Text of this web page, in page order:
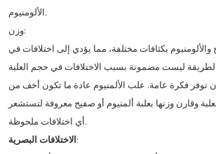
الألومنيوم.
وزن:
بكثافات مختلفة، مما يؤدي إلى اختلافات في
ليست مضمونة بسبب الاختلافات في حجم العلبة
توفر فكرة عامة. علب الألمنيوم عادة ما تكون أخف من
وقارن وزنها بعلبة ألمنيوم أو صفيح معروفة لتستشعر
أي اختلافات ملحوظة.
الاختلافات البصرية :